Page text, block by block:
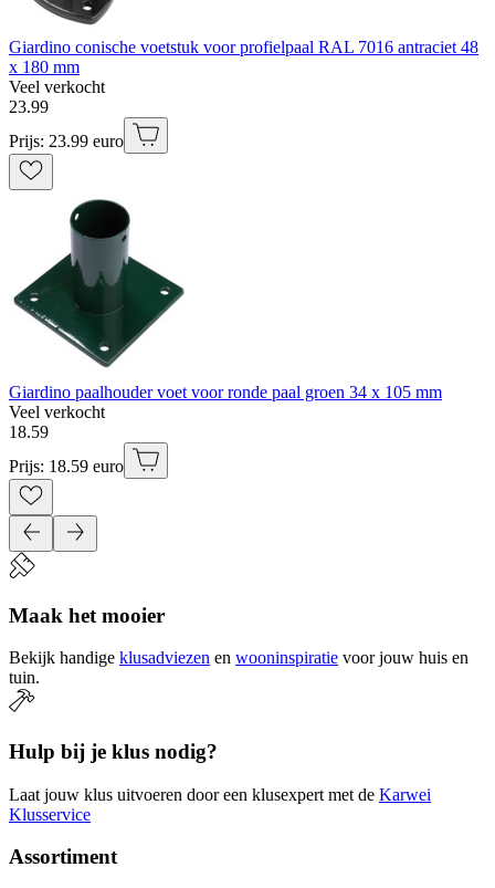
Giardino conische voetstuk voor profielpaal RAL 7016 antraciet 48
x 180 mm
Veel verkocht
23.99
Prijs: 23.99 euro
Giardino paalhouder voet voor ronde paal groen 34 x 105 mm
Veel verkocht
18.59
Prijs: 18.59 euro
Maak het mooier
Bekijk handige klusadviezen en wooninspiratie voor jouw huis en
tuin.
Hulp bij je klus nodig?
Laat jouw klus uitvoeren door een klusexpert met de Karwei
Klusservice
Assortiment